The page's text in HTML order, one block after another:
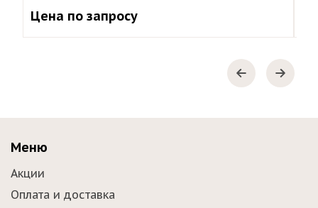
Цена по запросу
Меню
Акции
Оплата и доставка